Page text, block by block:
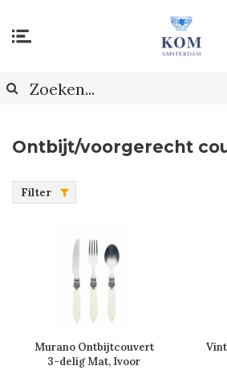
Ontbijt/voorgerecht
Filter
Murano Ontbijtcouvert
3-delig Mat, Ivoor